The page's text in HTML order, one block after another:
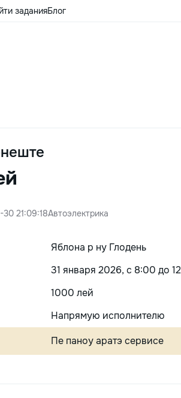
заданияБлог
21:09:18Автоэлектрика
Яблона р ну Глодень
31 января 2026, c 8:00 до
1000 лей
Напрямую исполнителю
Пе паноу аратэ сервисе